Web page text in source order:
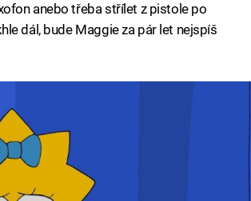
anebo třeba střílet z pistole po
dál, bude Maggie za pár let nejspíš